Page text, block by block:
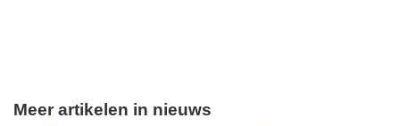
Meer artikelen in nieuws